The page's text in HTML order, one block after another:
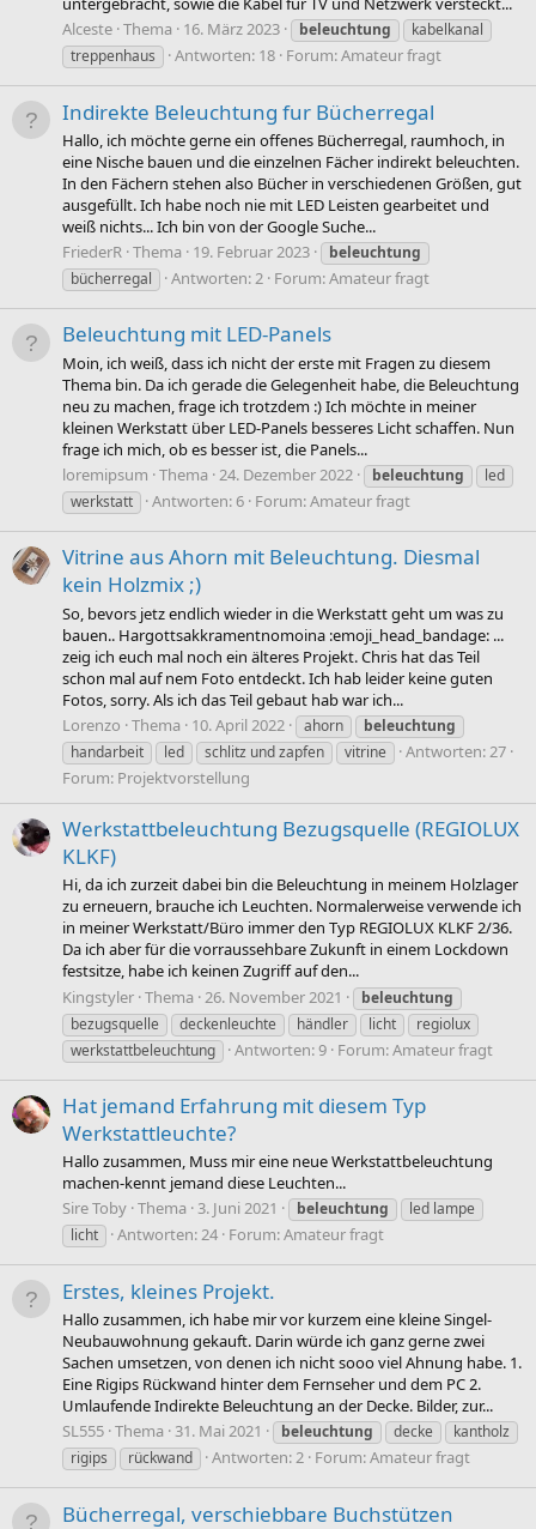
Alceste Thema 16. März 2023 beleuchtung
kabelkanal
treppenhaus
Antworten: 18 Forum:Amateur fragt
Indirekte Beleuchtung fur Bücherregal
Hallo, ich möchte gerne ein offenes Bücherregal, raumhoch, in
eine Nische bauen und die einzelnen Fächer indirekt beleuchten.
In den Fächern stehen also Bücher in verschiedenen Größen, gut
ausgefüllt. Ich habe noch nie mit LED Leisten gearbeitet und
weiß nichts... Ich bin von der Google Suche...
FriederR Thema 19. Februar 2023
beleuchtung
bücherregal
Antworten: 2 Forum:Amateur fragt
Beleuchtung mit LED-Panels
Moin, ich weiß, dass ich nicht der erste mit Fragen zu diesem
Thema bin. Da ich gerade die Gelegenheit habe, die Beleuchtung
neu zu machen, frage ich trotzdem :) Ich möchte in meiner
kleinen Werkstatt über LED-Panels besseres Licht schaffen. Nun
frage ich mich, ob es besser ist, die Panels...
loremipsum Thema 24. Dezember 2022 beleuchtung
led
werkstatt
Antworten: 6 Forum:Amateur fragt
Vitrine aus Ahorn mit Beleuchtung. Diesmal
kein Holzmix ;)
So, bevors jetz endlich wieder in die Werkstatt geht um was zu
bauen.. Hargottsakkramentnomoina :emoji_head_bandage: ...
zeig ich euch mal noch ein älteres Projekt. Chris hat das Teil
schon mal auf nem Foto entdeckt. Ich hab leider keine guten
Fotos, sorry. Als ich das Teil gebaut hab war ich...
Lorenzo Thema 10. April 2022 ahorn
beleuchtung
handarbeit
led schlitz und zapfen vitrine
Antworten: 27
Forum: Projektvorstellung
Werkstattbeleuchtung Bezugsquelle (REGIOLUX
KLKF)
Hi, da ich zurzeit dabei bin die Beleuchtung in meinem Holzlager
zu erneuern, brauche ich Leuchten. Normalerweise verwende ich
in meiner Werkstatt/Büro immer den Typ REGIOLUX KLKF 2/36.
Da ich aber für die vorraussehbare Zukunft in einem Lockdown
festsitze, habe ich keinen Zugriff auf den...
Kingstyler Thema 26. November 2021
beleuchtung
bezugsquelle
deckenleuchte händler licht
regiolux
werkstattbeleuchtung
Antworten: 9 Forum:Amateur fragt
Hat jemand Erfahrung mit diesem Typ
Werkstattleuchte?
Hallo zusammen, Muss mir eine neue Werkstattbeleuchtung
machen-kennt jemand diese Leuchten...
Sire Toby Thema 3. Juni 2021 beleuchtung
led lampe
licht
Antworten: 24 Forum:Amateur fragt
Erstes, kleines Projekt.
Hallo zusammen, ich habe mir vor kurzem eine kleine Singel-
Neubauwohnung gekauft. Darin würde ich ganz gerne zwei
Sachen umsetzen, von denen ich nicht sooo viel Ahnung habe. 1.
Eine Rigips Rückwand hinter dem Fernseher und dem PC 2.
Umlaufende Indirekte Beleuchtung an der Decke. Bilder, zur...
SL555 Thema 31. Mai 2021 beleuchtung decke
kantholz
rigips
rückwand Antworten: 2 Forum:Amateur fragt
Bücherregal, verschiebbare Buchstützen